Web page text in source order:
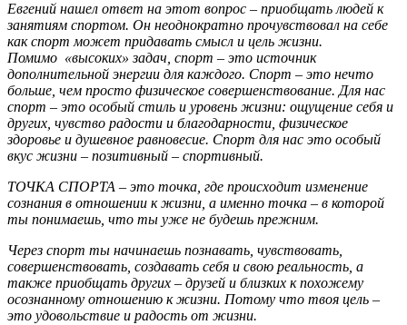
Евгений нашел ответ на этот вопрос – приобщать людей к
занятиям спортом. Он неоднократно прочувствовал на себе
как спорт может придавать смысл и цель жизни.
Помимо «высоких» задач, спорт – это источник
дополнительной энергии для каждого. Спорт – это нечто
больше, чем просто физическое совершенствование. Для нас
спорт – это особый стиль и уровень жизни: ощущение себя и
других, чувство радости и благодарности, физическое
здоровье и душевное равновесие. Спорт для нас это особый
вкус жизни – позитивный – спортивный.
ТОЧКА СПОРТА – это точка, где происходит изменение
сознания в отношении к жизни, а именно точка – в которой
ты понимаешь, что ты уже не будешь прежним.
Через спорт ты начинаешь познавать, чувствовать,
совершенствовать, создавать себя и свою реальность, а
также приобщать других – друзей и близких к похожему
осознанному отношению к жизни. Потому что твоя цель –
это удовольствие и радость от жизни.